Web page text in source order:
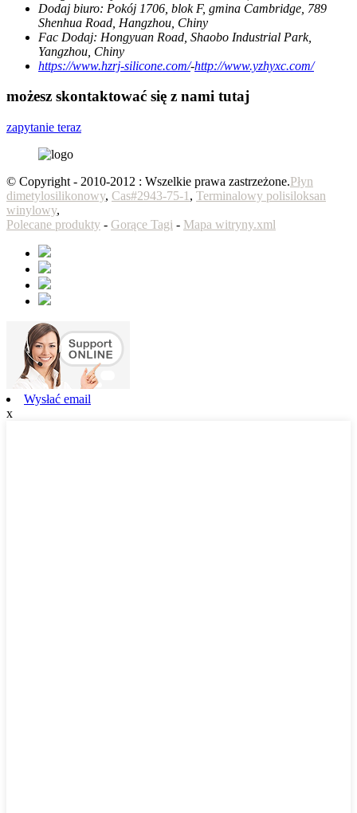
Dodaj biuro: Pokój 1706, blok F, gmina Cambridge, 789
Shenhua Road, Hangzhou, Chiny
Fac Dodaj: Hongyuan Road, Shaobo Industrial Park,
Yangzhou, Chiny
https://www.hzrj-silicone.com/-http://www.yzhyxc.com/
możesz skontaktować się z nami tutaj
zapytanie teraz
© Copyright - 2010-2012 : Wszelkie prawa zastrzeżone.Płyn
dimetylosilikonowy, Cas#2943-75-1 , Terminalowy polisiloksan
winylowy,
Polecane produkty - Gorące Tagi - Mapa witryny.xml
Wysłać email
x